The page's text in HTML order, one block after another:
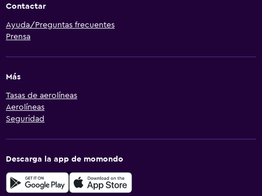
Contactar
Ayuda/Preguntas frecuentes
Prensa
Más
Tasas de aerolíneas
Aerolíneas
Seguridad
Descarga la app de momondo